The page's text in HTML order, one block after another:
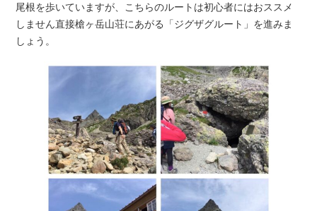
尾根を歩いていますが、こちらのルートは初心者にはおススメ
しません直接槍ヶ岳山荘にあがる「ジグザグルート」を進みま
しょう。